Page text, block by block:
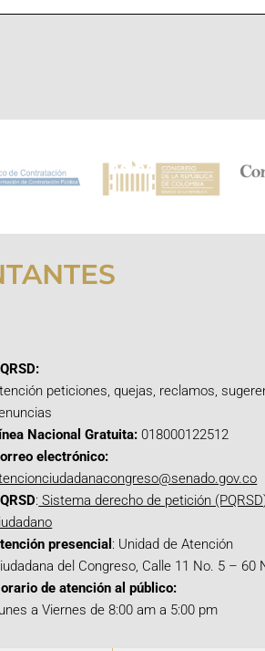
peticiones, quejas, reclamos,
Nacional Gratuita: 018000122512
electrónico:
: Sistema derecho de petición
presencial : Unidad de Atención
del Congreso, Calle 11 No. 5 – 60
de atención al público:
a Viernes de 8:00 am a 5:00 pm